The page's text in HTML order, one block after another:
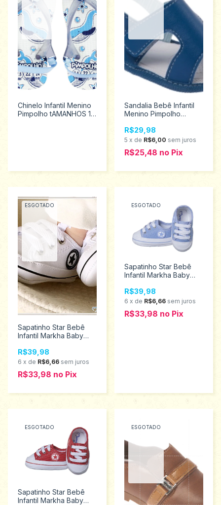
Chinelo Infantil Menino
Pimpolho tAMANHOS 17
Sandalia Bebê Infantil
Menino Pimpolho
R$29,98
5 x de R$6,00 sem juros
R$25,48 no Pix
ESGOTADO
Sapatinho Star Bebê
Infantil Markha Baby
R$39,98
6 x de R$6,66 sem juros
R$33,98 no Pix
ESGOTADO
Sapatinho Star Bebê
Infantil Markha Baby
R$39,98
6 x de R$6,66 sem juros
R$33,98 no Pix
ESGOTADO
Sapatinho Star Bebê
Infantil Markha Baby
ESGOTADO